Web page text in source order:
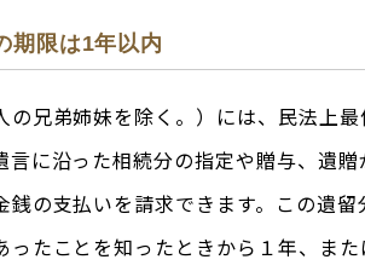
期限は1年以内
の兄弟姉妹を除く。）には、民法上
言に沿った相続分の指定や贈与、遺
銭の支払いを請求できます。この遺
ったことを知ったときから１年、ま